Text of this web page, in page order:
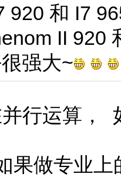
920 和 I7
II 920
强大~
行运算，
做专业上